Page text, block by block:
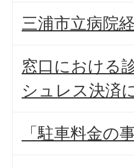
三浦市立病院
窓口における
シュレス決済
「駐車料金の